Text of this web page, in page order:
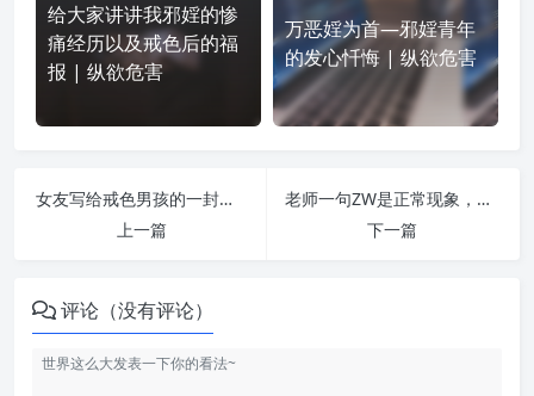
给大家讲讲我邪婬的惨
痛经历以及戒色后的福
报 | 纵欲危害
万恶婬为首—邪婬青年
的发心忏悔 | 纵欲危害
女友写给戒色男孩的一封信 | 纵欲危害
上一篇
老师一句ZW是正常现象，适度无害害惨了多少学生？ | 纵欲危害
下一篇
评论（没有评论）